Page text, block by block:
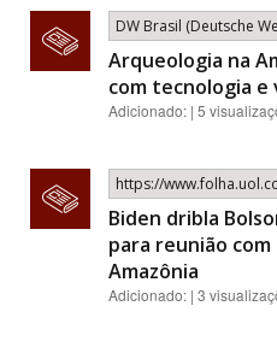
DW Brasil (Deutsche
Arqueologia na
com tecnologia e
Adicionado: | 5
https://
Biden dribla
para reunião
Amazônia
Adicionado: | 3